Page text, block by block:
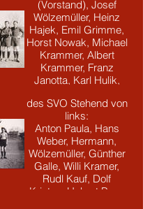
(Vorstand), Josef
Wölzemüller, Heinz
Hajek, Emil Grimme,
Horst Nowak, Michael
Krammer, Albert
Krammer, Franz
Janotta, Karl Hulik,
Hermann Wölzemüller,
Werner Peukert, Jakob
Schmaus
1961
Vermutlich die erste
des SVO Stehend von
links:
Anton Paula, Hans
Weber, Hermann,
Wölzemüller, Günther
Galle, Willi Kramer,
Rudl Kauf, Dolf
Kristen, Hubert Baur,